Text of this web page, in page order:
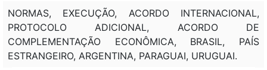
NORMAS, EXECUÇÃO, ACORDO INTERNACIONAL,
PROTOCOLO ADICIONAL, ACORDO DE
COMPLEMENTAÇÃO ECONÔMICA, BRASIL, PAÍS
ESTRANGEIRO, ARGENTINA, PARAGUAI, URUGUAI.